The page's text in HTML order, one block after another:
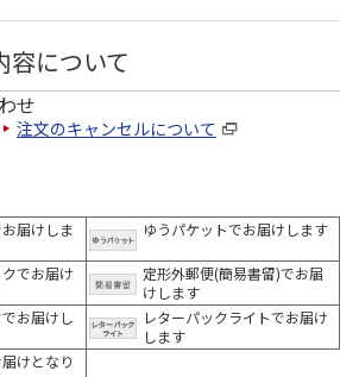
容について
せ
注文のキャンセルについて
届けしま
ゆうパケットでお届けします
でお届け
定形外郵便(簡易書留)でお届
けします
お届けし
レターパックライトでお届け
します
けとなり